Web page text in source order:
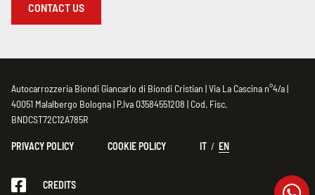
CONTACT US
Autocarrozzeria Biondi Giancarlo di Biondi Cristian | Via La Cascina n°4/a |
40051 Malalbergo Bologna | P.Iva 03584551208 | Cod. Fisc.
BNDCST72C12A785R
PRIVACY POLICY COOKIE POLICY IT EN
CREDITS